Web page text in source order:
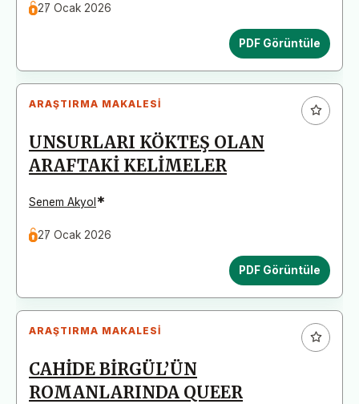
27 Ocak 2026
PDF Görüntüle
ARAŞTIRMA MAKALESI
UNSURLARI KÖKTEŞ OLAN
ARAFTAKİ KELİMELER
Senem Akyol*
27 Ocak 2026
PDF Görüntüle
ARAŞTIRMA MAKALESI
CAHİDE BİRGÜL’ÜN
ROMANLARINDA QUEER